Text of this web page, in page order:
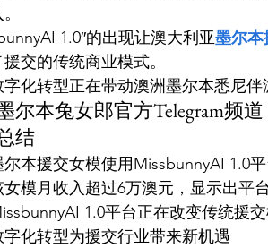
1.0″的出现让澳大利亚墨尔本
交的传统商业模式。
字化转型正在带动澳洲墨尔本悉尼
尔本兔女郎官方Telegram频
结
尔本援交女模使用MissbunnyAI 1.0
女模月收入超过6万澳元，显示出平
1.0平台正在改变传统援
字化转型为援交行业带来新机遇